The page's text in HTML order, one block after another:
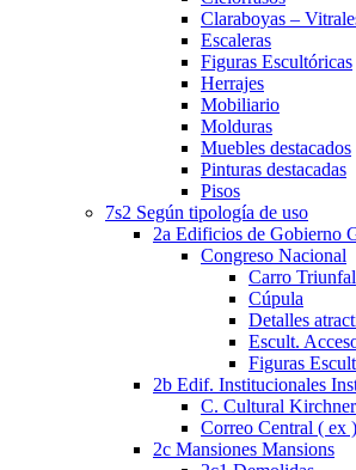
Claraboyas –
Escaleras
Figuras Escultóricas
Herrajes
Mobiliario
Molduras
Muebles destacados
Pinturas destacadas
Pisos
7s2 Según tipología de uso
2a Edificios de Gobierno
Congreso Nacional
Carro Triunfal
Cúpula
Detalles
Escult.
Figuras
2b Edif. Institucionales
C. Cultural Kirchner
Correo Central ( ex )
2c Mansiones Mansions